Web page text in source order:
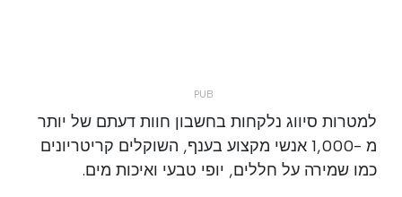
למטרות סיווג נלקחות בחשבון חוות דעתם של יותר
מ -1,000 אנשי מקצוע בענף, השוקלים קריטריונים
כמו שמירה על חללים, יופי טבעי ואיכות מים.